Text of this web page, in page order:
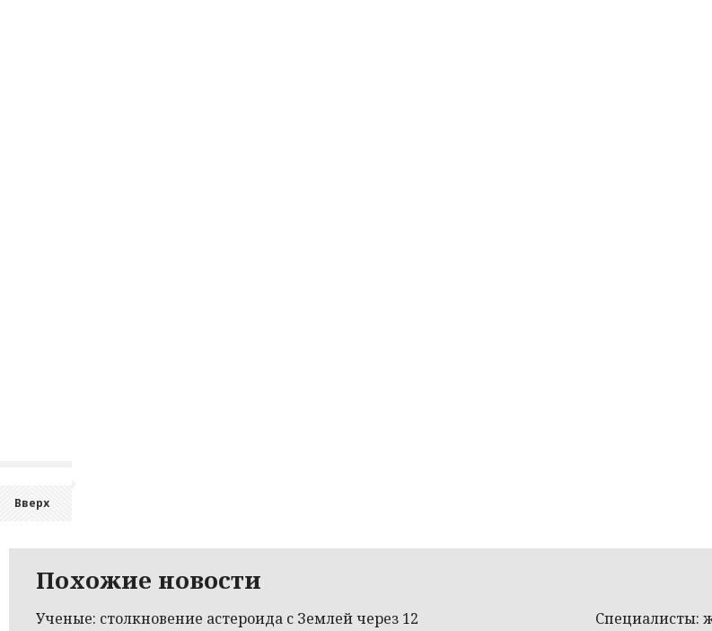
Вверх
Похожие новости
Ученые: столкновение астероида с Землей через 12
Специалисты: